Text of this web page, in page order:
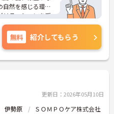
然を感じる環境
リテーションを受
ますので安心し
相談下さい。
無料 紹介してもらう
更新日：2026年05月10日
伊勢原 ＳＯＭＰＯケア株式会社